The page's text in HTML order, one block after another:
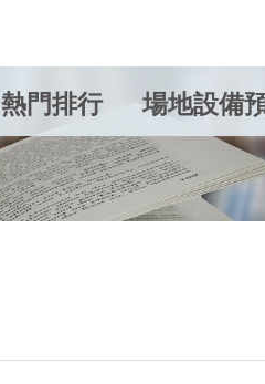
熱門排行 場地設備